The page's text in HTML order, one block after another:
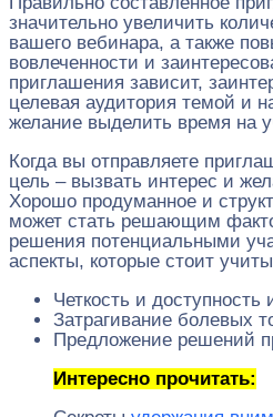
значительно увеличить
вашего вебинара, а также
вовлеченности и
приглашения зависит,
целевая аудитория темой и
желание выделить время на
Когда вы отправляете
цель – вызвать интерес и
Хорошо продуманное и
может стать решающим
решения потенциальными
аспекты, которые стоит
Четкость и
Затрагивание болевых
Предложение решений
Интересно прочитать: